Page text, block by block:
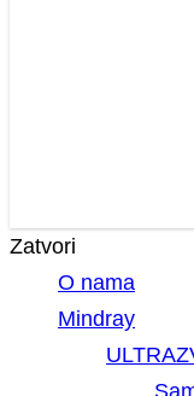
Zatvori
O nama
Mindray